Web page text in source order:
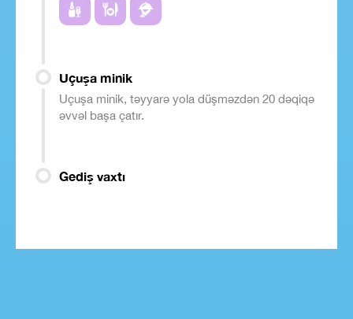
Uçuşa minik
Uçuşa minik, təyyarə yola düşməzdən 20 dəqiqə
əvvəl başa çatır.
Gediş vaxtı